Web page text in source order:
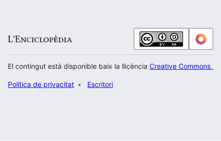
El contingut està disponible baix la llicència Creative Commons
Política de privacitat Escritori